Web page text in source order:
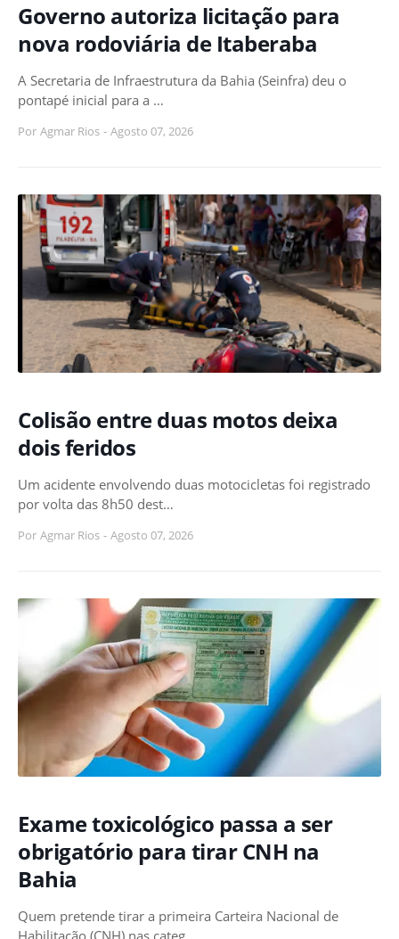
Governo autoriza licitação para
nova rodoviária de Itaberaba
A Secretaria de Infraestrutura da Bahia (Seinfra) deu o
pontapé inicial para a …
Por Agmar Rios - Agosto 07, 2026
Colisão entre duas motos deixa
dois feridos
Um acidente envolvendo duas motocicletas foi registrado
por volta das 8h50 dest…
Por Agmar Rios - Agosto 07, 2026
Exame toxicológico passa a ser
obrigatório para tirar CNH na
Bahia
Quem pretende tirar a primeira Carteira Nacional de